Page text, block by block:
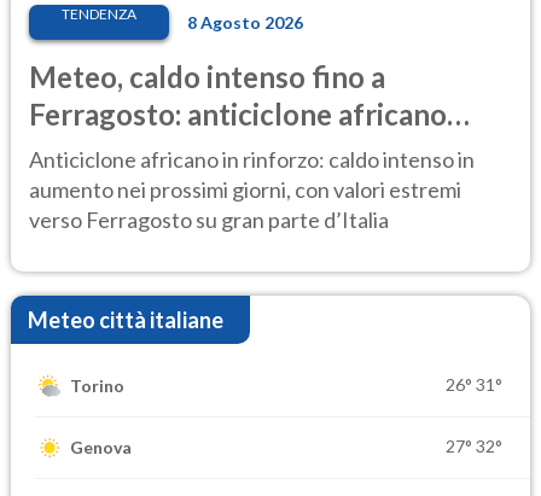
TENDENZA 8 Agosto 2026
Meteo, caldo intenso fino a
Ferragosto: anticiclone africano
ancora protagonista
Anticiclone africano in rinforzo: caldo intenso in
aumento nei prossimi giorni, con valori estremi
verso Ferragosto su gran parte d’Italia
Meteo città italiane
Torino 26° 31°
Genova 27° 32°